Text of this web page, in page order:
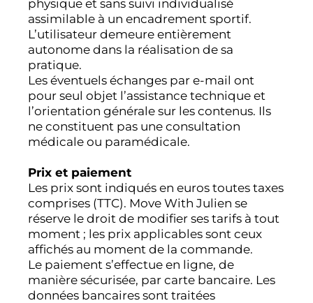
physique et sans suivi individualisé
assimilable à un encadrement sportif.
L’utilisateur demeure entièrement
autonome dans la réalisation de sa
pratique.
Les éventuels échanges par e-mail ont
pour seul objet l’assistance technique et
l’orientation générale sur les contenus. Ils
ne constituent pas une consultation
médicale ou paramédicale.
Prix et paiement
Les prix sont indiqués en euros toutes taxes
comprises (TTC). Move With Julien se
réserve le droit de modifier ses tarifs à tout
moment ; les prix applicables sont ceux
affichés au moment de la commande.
Le paiement s’effectue en ligne, de
manière sécurisée, par carte bancaire. Les
données bancaires sont traitées